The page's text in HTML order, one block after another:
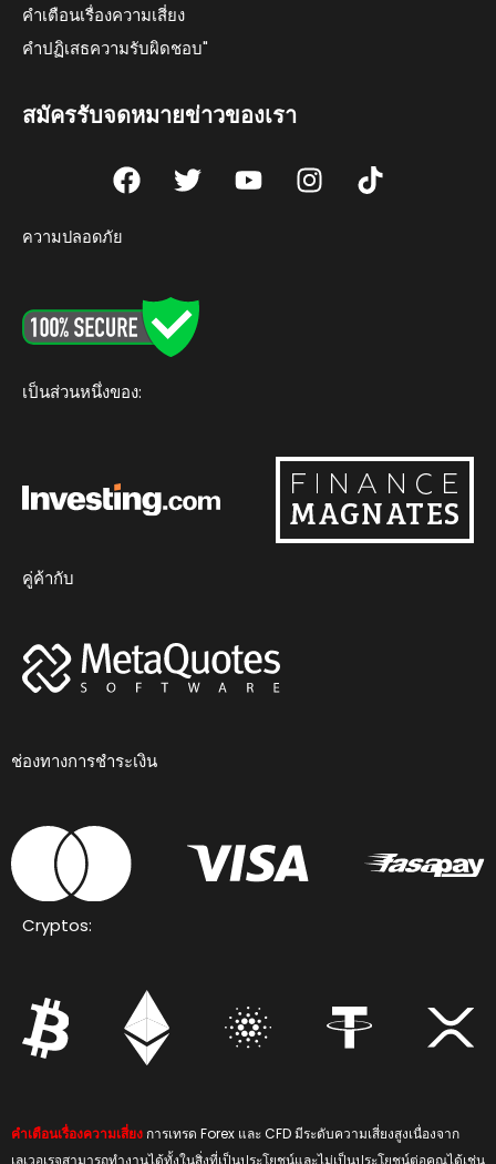
คำเตือนเรื่องความเสี่ยง
คำปฏิเสธความรับผิดชอบ"
สมัครรับจดหมายข่าวของเรา
F
a
o
o
T
w
e
r
Y
o
I
n
T
i
ความปลอดภัย
เป็นส่วนหนึ่งของ:
คู่ค้ากับ
ช่องทางการชำระเงิน
Cryptos:
คำเตือนเรื่องความเสี่ยง การเทรด Forex และ CFD มีระดับความเสี่ยงสูงเนื่องจาก
เลเวอเรจสามารถทำงานได้ทั้งในสิ่งที่เป็นประโยชน์และไม่เป็นประโยชน์ต่อคุณได้เช่น